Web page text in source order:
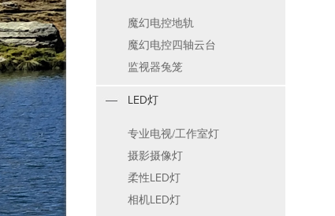
魔幻电控地轨
魔幻电控四轴云台
监视器兔笼
LED灯
专业电视/工作室灯
摄影摄像灯
柔性LED灯
相机LED灯